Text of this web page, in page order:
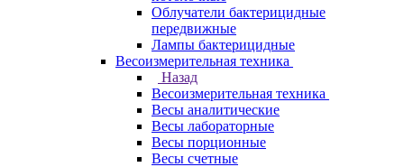
Облучатели бактерицидные
передвижные
Лампы бактерицидные
Весоизмерительная техника
Назад
Весоизмерительная техника
Весы аналитические
Весы лабораторные
Весы порционные
Весы счетные